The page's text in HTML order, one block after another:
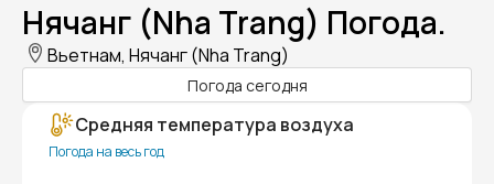
Нячанг (Nha Trang) Погода.
Вьетнам, Нячанг (Nha Trang)
Погода сегодня
Средняя температура воздуха
Погода на весь год